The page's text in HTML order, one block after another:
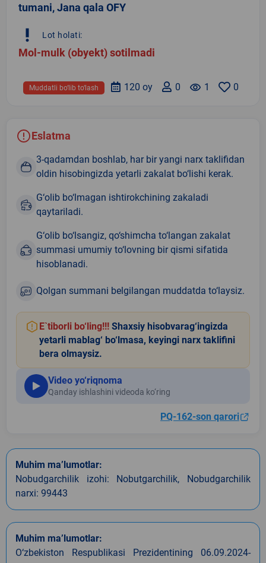
tumani, Jana qala OFY
priority_high Lot holati:
Mol-mulk (obyekt) sotilmadi
0
remove_red_eye 1
0
120 oy
Muddatli bo‘lib to‘lash
Eslatma
3-qadamdan boshlab, har bir yangi narx taklifidan
oldin hisobingizda yetarli zakalat bo‘lishi kerak.
G‘olib bo‘lmagan ishtirokchining zakaladi
qaytariladi.
G‘olib bo‘lsangiz, qo‘shimcha to‘langan zakalat
summasi umumiy to‘lovning bir qismi sifatida
hisoblanadi.
Qolgan summani belgilangan muddatda to‘laysiz.
E`tiborli bo‘ling!!! Shaxsiy hisobvarag‘ingizda
yetarli mablag‘ bo‘lmasa, keyingi narx taklifini
bera olmaysiz.
Video yo‘riqnoma
Qanday ishlashini videoda ko‘ring
PQ-162-son qarori
Muhim ma’lumotlar:
Nobudgarchilik izohi: Nobutgarchilik, Nobudgarchilik
narxi: 99443
Muhim ma’lumotlar:
O‘zbekiston Respublikasi Prezidentining 06.09.2024-